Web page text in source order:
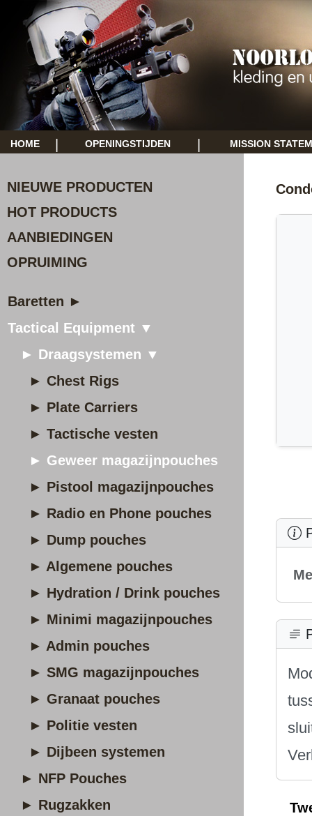
HOME OPENINGSTIJDEN MISSION
NIEUWE PRODUCTEN
HOT PRODUCTS
AANBIEDINGEN
OPRUIMING
Baretten ►
Tactical Equipment ▼
► Draagsystemen ▼
► Chest Rigs
► Plate Carriers
► Tactische vesten
► Geweer magazijnpouches
► Pistool magazijnpouches
► Radio en Phone pouches
► Dump pouches
► Algemene pouches
► Hydration / Drink pouches
► Minimi magazijnpouches
► Admin pouches
► SMG magazijnpouches
► Granaat pouches
► Politie vesten
► Dijbeen systemen
► NFP Pouches
► Rugzakken